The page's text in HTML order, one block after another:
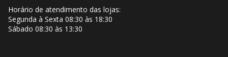
Horário de atendimento das lojas:
Segunda à Sexta 08:30 às 18:30
Sábado 08:30 às 13:30